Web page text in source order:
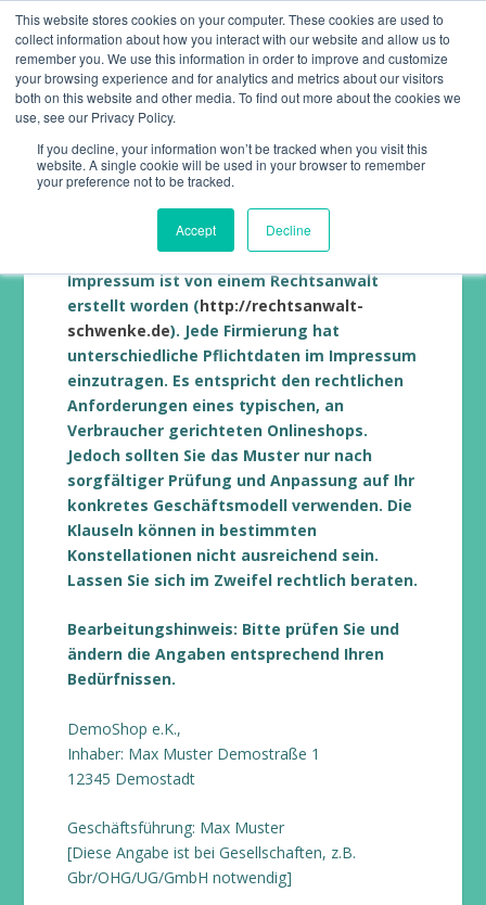
This website stores cookies on your computer. These cookies are used to
collect information about how you interact with our website and allow us to
remember you. We use this information in order to improve and customize
your browsing experience and for analytics and metrics about our visitors
both on this website and other media. To find out more about the cookies we
use, see our Privacy Policy.
If you decline, your information won’t be tracked when you visit this
website. A single cookie will be used in your browser to remember
your preference not to be tracked.
Accept Decline
IMPRESSUM
Haftungshinweis: Das nachstehende
Impressum ist von einem Rechtsanwalt
erstellt worden (http://rechtsanwalt-
schwenke.de). Jede Firmierung hat
unterschiedliche Pflichtdaten im Impressum
einzutragen. Es entspricht den rechtlichen
Anforderungen eines typischen, an
Verbraucher gerichteten Onlineshops.
Jedoch sollten Sie das Muster nur nach
sorgfältiger Prüfung und Anpassung auf Ihr
konkretes Geschäftsmodell verwenden. Die
Klauseln können in bestimmten
Konstellationen nicht ausreichend sein.
Lassen Sie sich im Zweifel rechtlich beraten.
Bearbeitungshinweis: Bitte prüfen Sie und
ändern die Angaben entsprechend Ihren
Bedürfnissen.
DemoShop e.K.,
Inhaber: Max Muster Demostraße 1
12345 Demostadt
Geschäftsführung: Max Muster
[Diese Angabe ist bei Gesellschaften, z.B.
Gbr/OHG/UG/GmbH notwendig]